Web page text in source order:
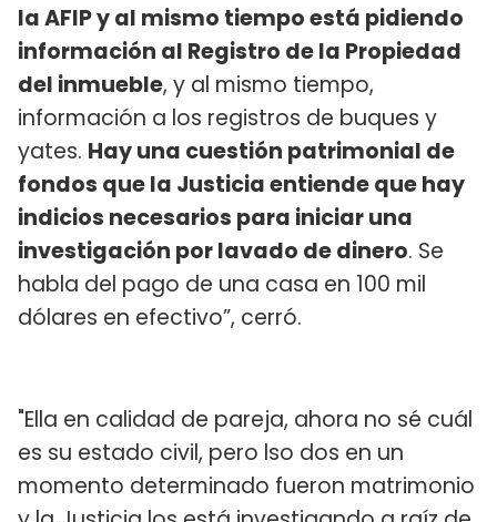
la AFIP y al mismo tiempo está pidiendo
información al Registro de la Propiedad
del inmueble, y al mismo tiempo,
información a los registros de buques y
yates. Hay una cuestión patrimonial de
fondos que la Justicia entiende que hay
indicios necesarios para iniciar una
investigación por lavado de dinero. Se
habla del pago de una casa en 100 mil
dólares en efectivo”, cerró.
"Ella en calidad de pareja, ahora no sé cuál
es su estado civil, pero lso dos en un
momento determinado fueron matrimonio